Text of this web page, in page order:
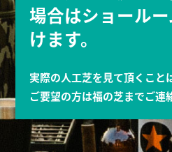
場合はショール
けます。
実際の人工芝を見て頂くこと
ご要望の方は福の芝までご連